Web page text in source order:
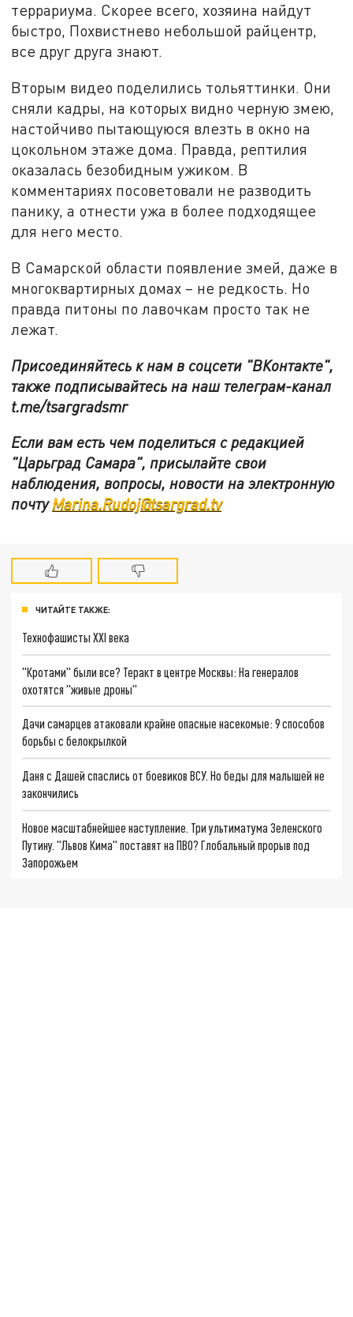
террариума. Скорее всего, хозяина найдут
быстро, Похвистнево небольшой райцентр,
все друг друга знают.
Вторым видео поделились тольяттинки. Они
сняли кадры, на которых видно черную змею,
настойчиво пытающуюся влезть в окно на
цокольном этаже дома. Правда, рептилия
оказалась безобидным ужиком. В
комментариях посоветовали не разводить
панику, а отнести ужа в более подходящее
для него место.
В Самарской области появление змей, даже в
многоквартирных домах – не редкость. Но
правда питоны по лавочкам просто так не
лежат.
Присоединяйтесь к нам в соцсети "ВКонтакте",
также подписывайтесь на наш телеграм-канал
t.me/tsargradsmr
Если вам есть чем поделиться с редакцией
"Царьград Самара", присылайте свои
наблюдения, вопросы, новости на электронную
почтуMarina.Rudoj@tsargrad.tv
ЧИТАЙТЕ ТАКЖЕ:
Технофашисты XXI века
"Кротами" были все? Теракт в центре Москвы: На генералов
охотятся "живые дроны"
Дачи самарцев атаковали крайне опасные насекомые: 9 способов
борьбы с белокрылкой
Даня с Дашей спаслись от боевиков ВСУ. Но беды для малышей не
закончились
Новое масштабнейшее наступление. Три ультиматума Зеленского
Путину. "Львов Кима" поставят на ПВО? Глобальный прорыв под
Запорожьем